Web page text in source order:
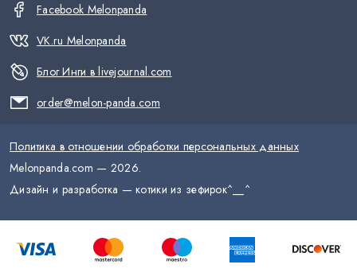
Facebook Melonpanda
VK.ru Melonpanda
Блог Инги в livejournal.com
order@melon-panda.com
Политика в отношении обработки персональных данных
Melonpanda.com — 2026.
Дизайн и разработка — котики из зефирок^__^